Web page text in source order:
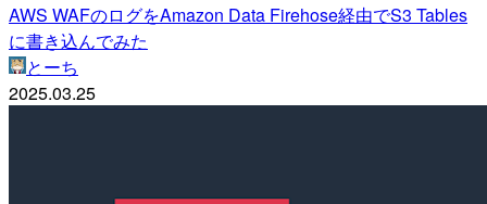
AWS WAFのログをAmazon Data Firehose経由でS3 Tables
に書き込んでみた
とーち
2025.03.25